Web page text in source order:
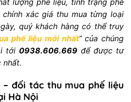
xác giá thu mua từng loại
quý khách hàng có thể truy
phế liệu mới nhất” của chúng
tới 0938.606.669 để được tư
– đối tác thu mua phế liệu
Hà Nội